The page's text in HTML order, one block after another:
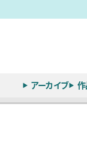
アーカイブ